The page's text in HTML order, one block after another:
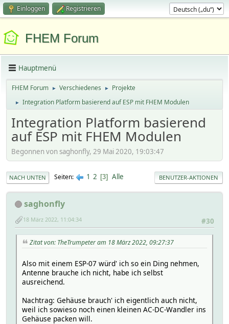
Einloggen Registrieren
FHEM Forum
Hauptmenü
FHEM Forum ► Verschiedenes ► Projekte
► Integration Platform basierend auf ESP mit FHEM Modulen
Integration Platform basierend
auf ESP mit FHEM Modulen
Begonnen von saghonfly, 29 Mai 2020, 19:03:47
NACH UNTEN Seiten 1 2 3 Alle BENUTZER-AKTIONEN
saghonfly
#30
18 März 2022, 11:04:34
Zitat von: TheTrumpeter am 18 März 2022, 09:27:37
Also mit einem ESP-07 würd' ich so ein Ding nehmen,
Antenne brauche ich nicht, habe ich selbst
ausreichend.
Nachtrag: Gehäuse brauch' ich eigentlich auch nicht,
weil ich sowieso noch einen kleinen AC-DC-Wandler ins
Gehäuse packen will.